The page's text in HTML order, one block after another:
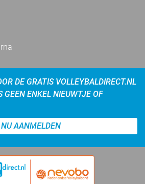
DE GRATIS VOLLEYBALDIRECT.NL
GEEN ENKEL NIEUWTJE OF
NU AANMELDEN